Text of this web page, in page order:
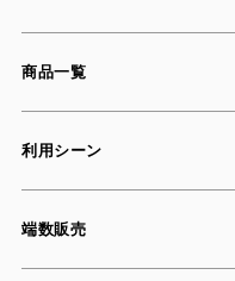
商品一覧
利用シーン
端数販売